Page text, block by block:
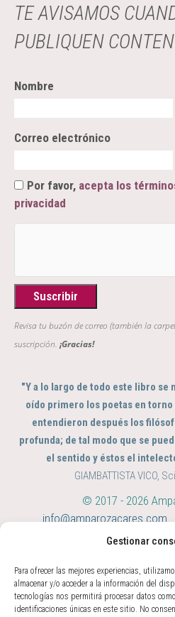
Gestionar
Para ofrecer las mejores experiencias,
almacenar y/o acceder a la información del
tecnologías nos permitirá procesar datos
identificaciones únicas en este sitio. No
TE AVISAMOS
PUBLIQUEN
Nombre
Correo electrónico
Por favor, acepta los
privacidad
Revisa tu buzón de correo (también la
suscripción. ¡Gracias!
"Y a lo largo de todo este libro se
oído primero los poetas en
entendieron después los
profunda; de tal modo que se
el sentido y éstos el
GIAMBATTISTA VICO,
© 2017 - 2026
info@amparozacares.com